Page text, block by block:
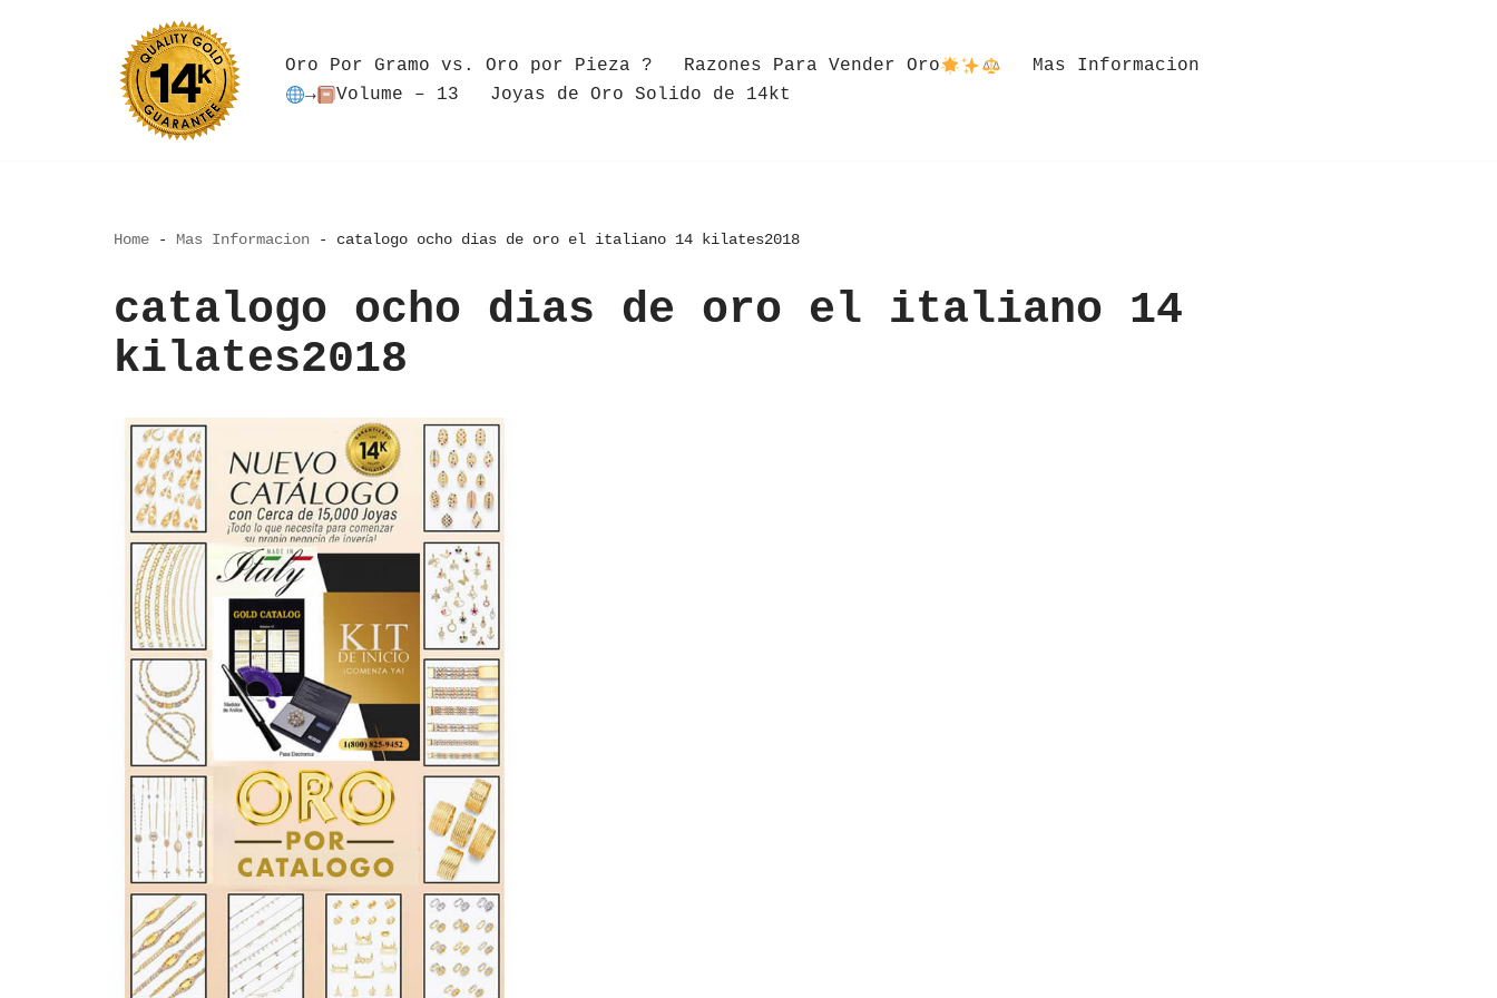
Oro Por Gramo vs. Oro por Pieza ? Razones Para Vender Oro
Mas Informacion
→
Volume – 13 Joyas de Oro Solido de 14kt
Home - Mas Informacion - catalogo ocho dias de oro el italiano 14 kilates2018
catalogo ocho dias de oro el italiano 14
kilates2018